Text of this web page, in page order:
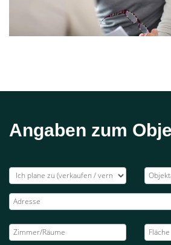
Angaben zum